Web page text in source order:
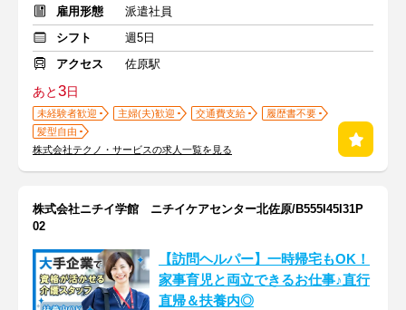
雇用形態
派遣社員
シフト
週5日
アクセス
佐原駅
あと3日
未経験者歓迎 主婦(夫)歓迎 交通費支給
履歴書不要
髪型自由
株式会社テクノ・サービスの求人一覧を見る
株式会社ニチイ学館 ニチイケアセンター北佐原/B555I45I31P
02
【訪問ヘルパー】一時帰宅もOK！
家事育児と両立できるお仕事♪直行
直帰＆扶養内◎